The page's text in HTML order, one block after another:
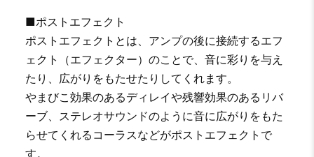
■ポストエフェクト
ポストエフェクトとは、アンプの後に接続するエフ
ェクト（エフェクター）のことで、音に彩りを与え
たり、広がりをもたせたりしてくれます。
やまびこ効果のあるディレイや残響効果のあるリバ
ーブ、ステレオサウンドのように音に広がりをもた
らせてくれるコーラスなどがポストエフェクトで
す。